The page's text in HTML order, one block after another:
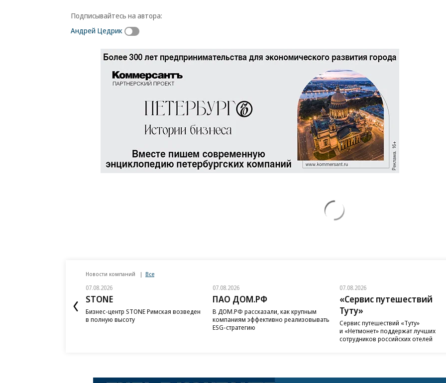
Подписывайтесь на автора:
Андрей Цедрик
Новости компаний Все
07.08.2026
STONE
Бизнес-центр STONE Римская возведен
в полную высоту
07.08.2026
ПАО ДОМ.РФ
В ДОМ.РФ рассказали, как крупным
компаниям эффективно реализовывать
ESG-стратегию
07.08.2026
«Сервис путешествий
Туту»
Сервис путешествий «Туту»
и «Нетмонет» поддержат лучших
сотрудников российских отелей